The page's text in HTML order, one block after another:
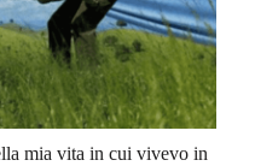
mia vita in cui vivevo in